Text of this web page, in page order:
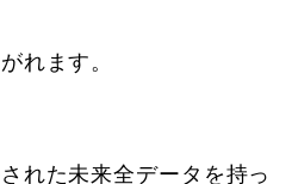
れます。
れた未来全データを持っ